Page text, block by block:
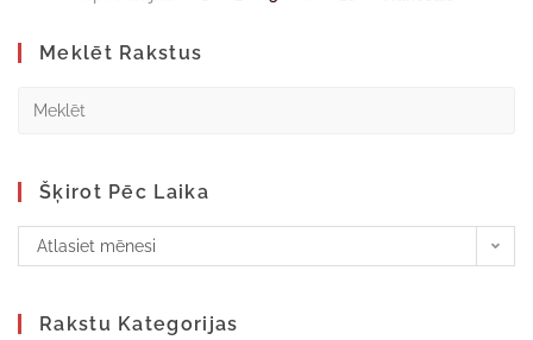
Meklēt Rakstus
Šķirot Pēc Laika
Atlasiet mēnesi
Rakstu Kategorijas